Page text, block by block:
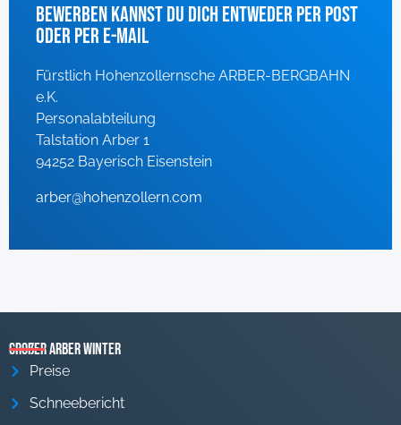
Bewerben kannst du dich entweder per Post
oder per E-Mail
Fürstlich Hohenzollernsche ARBER-BERGBAHN
e.K.
Personalabteilung
Talstation Arber 1
94252 Bayerisch Eisenstein
arber@hohenzollern.com
Großer Arber Winter
Preise
Schneebericht